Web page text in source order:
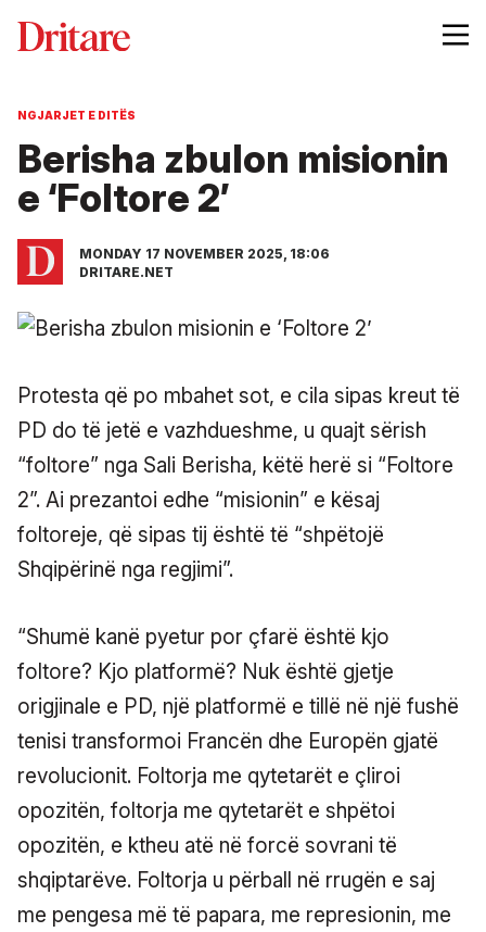
NGJARJET E DITËS
Berisha zbulon misionin
e ‘Foltore 2’
MONDAY 17 NOVEMBER 2025, 18:06
DRITARE.NET
Protesta që po mbahet sot, e cila sipas kreut të
PD do të jetë e vazhdueshme, u quajt sërish
“foltore” nga Sali Berisha, këtë herë si “Foltore
2”. Ai prezantoi edhe “misionin” e kësaj
foltoreje, që sipas tij është të “shpëtojë
Shqipërinë nga regjimi”.
“Shumë kanë pyetur por çfarë është kjo
foltore? Kjo platformë? Nuk është gjetje
origjinale e PD, një platformë e tillë në një fushë
tenisi transformoi Francën dhe Europën gjatë
revolucionit. Foltorja me qytetarët e çliroi
opozitën, foltorja me qytetarët e shpëtoi
opozitën, e ktheu atë në forcë sovrani të
shqiptarëve. Foltorja u përball në rrugën e saj
me pengesa më të papara, me represionin, me